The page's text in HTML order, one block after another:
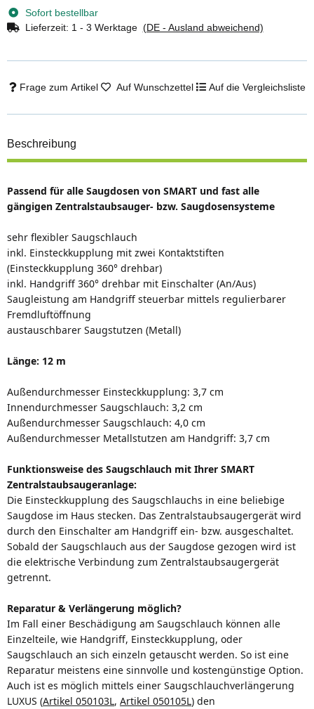
Sofort bestellbar
Lieferzeit: 1 - 3 Werktage (DE - Ausland abweichend)
Frage zum Artikel Auf Wunschzettel Auf die Vergleichsliste
Beschreibung
Passend für alle Saugdosen von SMART und fast alle
gängigen Zentralstaubsauger- bzw. Saugdosensysteme
sehr flexibler Saugschlauch
inkl. Einsteckkupplung mit zwei Kontaktstiften
(Einsteckkupplung 360° drehbar)
inkl. Handgriff 360° drehbar mit Einschalter (An/Aus)
Saugleistung am Handgriff steuerbar mittels regulierbarer
Fremdluftöffnung
austauschbarer Saugstutzen (Metall)
Länge: 12 m
Außendurchmesser Einsteckkupplung: 3,7 cm
Innendurchmesser Saugschlauch: 3,2 cm
Außendurchmesser Saugschlauch: 4,0 cm
Außendurchmesser Metallstutzen am Handgriff: 3,7 cm
Funktionsweise des Saugschlauch mit Ihrer SMART
Zentralstaubsaugeranlage:
Die Einsteckkupplung des Saugschlauchs in eine beliebige
Saugdose im Haus stecken. Das Zentralstaubsaugergerät wird
durch den Einschalter am Handgriff ein- bzw. ausgeschaltet.
Sobald der Saugschlauch aus der Saugdose gezogen wird ist
die elektrische Verbindung zum Zentralstaubsaugergerät
getrennt.
Reparatur & Verlängerung möglich?
Im Fall einer Beschädigung am Saugschlauch können alle
Einzelteile, wie Handgriff, Einsteckkupplung, oder
Saugschlauch an sich einzeln getauscht werden. So ist eine
Reparatur meistens eine sinnvolle und kostengünstige Option.
Auch ist es möglich mittels einer Saugschlauchverlängerung
LUXUS (Artikel 050103L, Artikel 050105L) den